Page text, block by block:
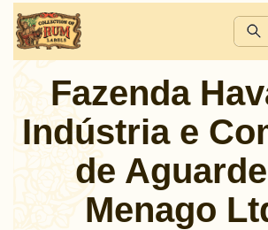
Fazenda
Indústria e
de
Menago